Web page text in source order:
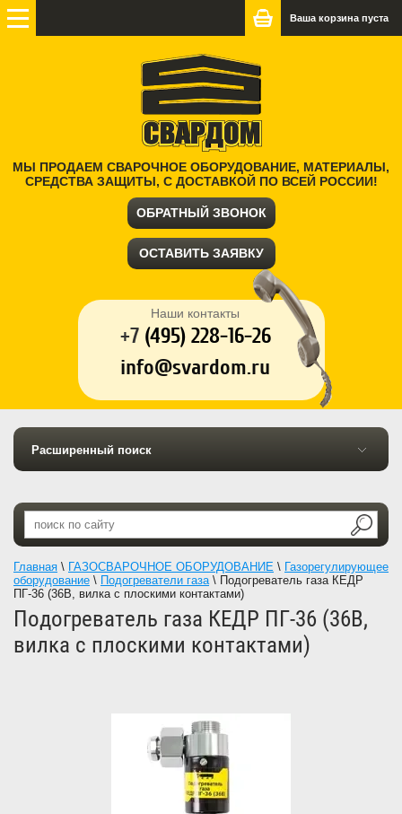
МЫ ПРОДАЕМ СВАРОЧНОЕ ОБОРУДОВАНИЕ, МАТЕРИАЛЫ,
СРЕДСТВА ЗАЩИТЫ, С ДОСТАВКОЙ ПО ВСЕЙ РОССИИ!
ОБРАТНЫЙ ЗВОНОК
ОСТАВИТЬ ЗАЯВКУ
Наши контакты
+7 (495) 228-16-26
info@svardom.ru
Расширенный поиск
Главная \ ГАЗОСВАРОЧНОЕ ОБОРУДОВАНИЕ \ Газорегулирующее
оборудование \ Подогреватели газа\ Подогреватель газа КЕДР
ПГ-36 (36В, вилка с плоскими контактами)
Подогреватель газа КЕДР ПГ-36 (36В,
вилка с плоскими контактами)
Ваша корзина пуста